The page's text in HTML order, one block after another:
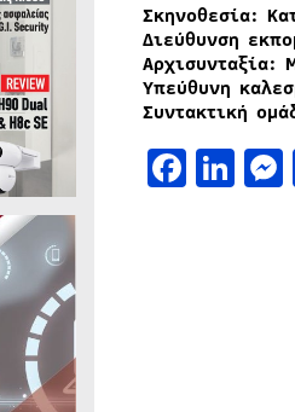
Σκηνοθεσία:
Διεύθυνση
Αρχισυνταξία:
Υπεύθυνη
Συντακτική